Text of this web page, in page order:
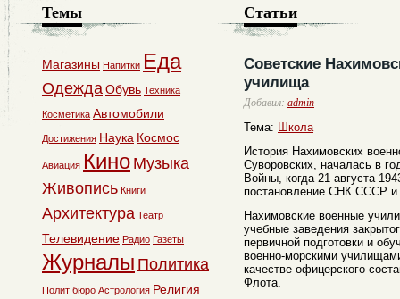
Статьи
Советские
училища
Добавил: admin
Тема: Школа
История Нахимовских
Суворовских, началась в
Войны, когда 21 августа
постановление СНК СССР
Нахимовские военные
учебные заведения
первичной подготовки и
военно-морскими
качестве офицерского
Флота.
Темы
Магазины Напитки Еда
ОдеждаОбувь Техника
Косметика Автомобили
Достижения Наука Космос
Авиация Кино Музыка
Живопись Книги
Архитектура Театр
Телевидение Радио Газеты
Журналы Политика
Полит бюро Астрология Религия